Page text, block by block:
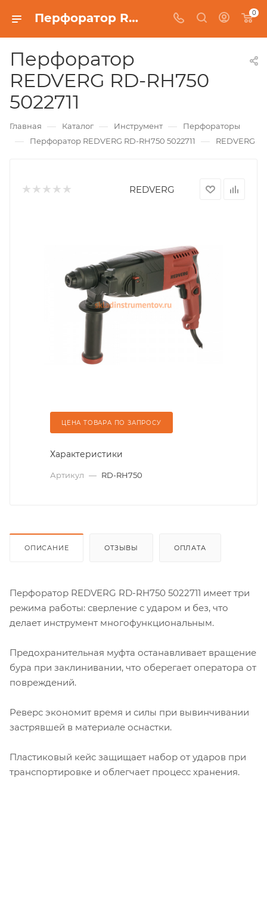
Перфоратор REDVERG RD-RH750 5022711 0
Перфоратор
REDVERG RD-RH750
5022711
Главная — Каталог — Инструмент — Перфораторы
— Перфоратор REDVERG RD-RH750 5022711 — REDVERG
REDVERG
ЦЕНА ТОВАРА ПО ЗАПРОСУ
Характеристики
Артикул — RD-RH750
ОПИСАНИЕ ОТЗЫВЫ ОПЛАТА
Перфоратор REDVERG RD-RH750 5022711 имеет три
режима работы: сверление с ударом и без, что
делает инструмент многофункциональным.
Предохранительная муфта останавливает вращение
бура при заклинивании, что оберегает оператора от
повреждений.
Реверс экономит время и силы при вывинчивании
застрявшей в материале оснастки.
Пластиковый кейс защищает набор от ударов при
транспортировке и облегчает процесс хранения.